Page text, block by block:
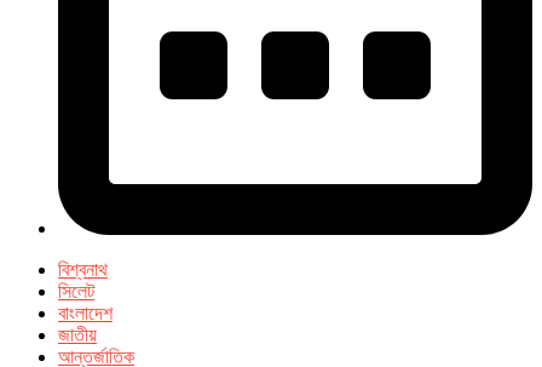
বিশ্বনাথ
সিলেট
বাংলাদেশ
জাতীয়
আন্তর্জাতিক